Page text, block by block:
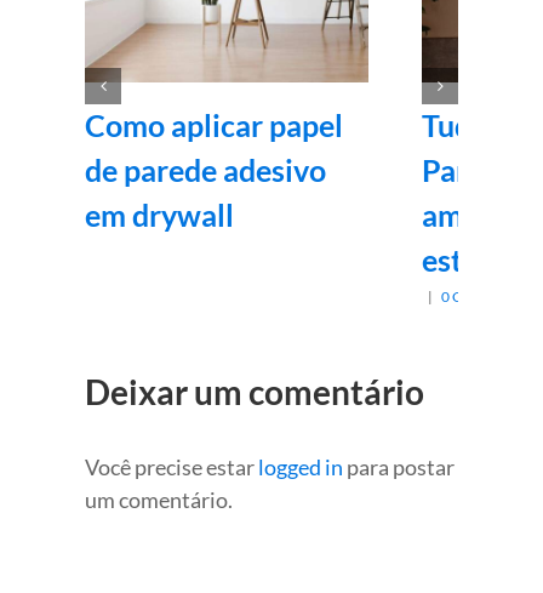
Como aplicar papel
de parede adesivo
em drywall
Tudo
Parede:
estilo e
| 0 Comentários
Deixar um comentário
Você precise estarlogged in para postar
um comentário.